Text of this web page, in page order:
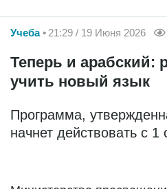
Учеба 21:29 / 19 Июня 2026
Теперь и арабский:
учить новый язык
Программа,
начнет действовать с 1